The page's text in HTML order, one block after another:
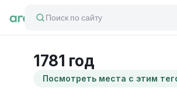
Поиск по сайту
1781 год
Посмотреть места с этим